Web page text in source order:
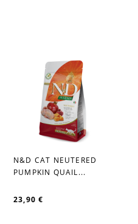
favorite_border
N&D CAT NEUTERED
PUMPKIN QUAIL...
23,90 €